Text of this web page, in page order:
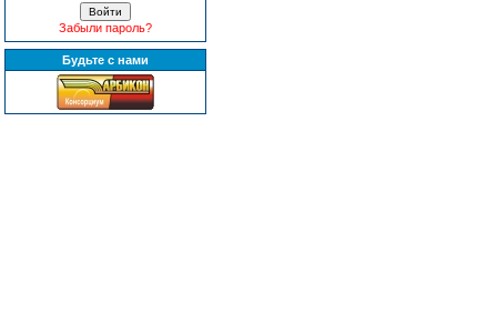
Забыли пароль?
Будьте с нами